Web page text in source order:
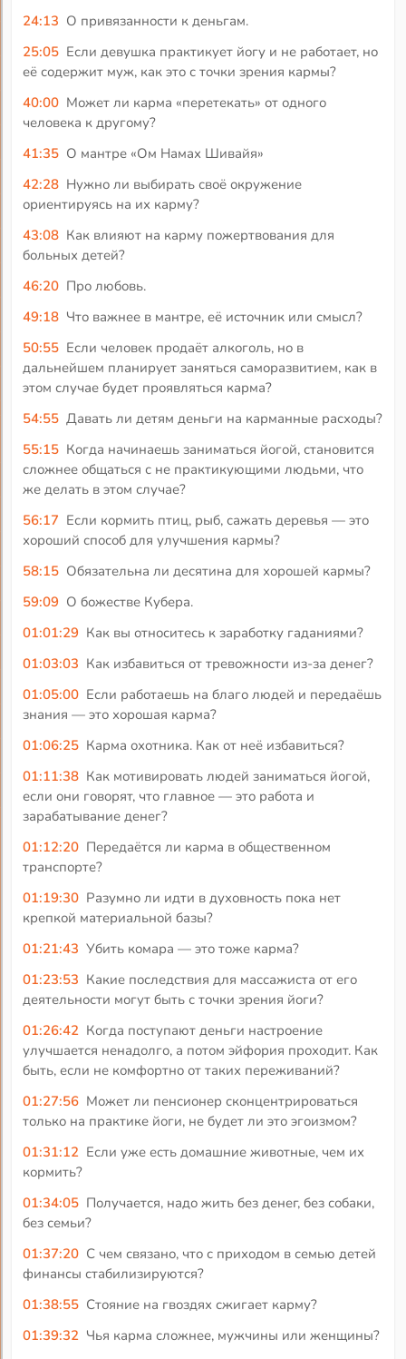
24:13 О привязанности к деньгам.
25:05 Если девушка практикует йогу и не работает, но
её содержит муж, как это с точки зрения кармы?
40:00 Может ли карма «перетекать» от одного
человека к другому?
41:35 О мантре «Ом Намах Шивайя»
42:28 Нужно ли выбирать своё окружение
ориентируясь на их карму?
43:08 Как влияют на карму пожертвования для
больных детей?
46:20 Про любовь.
49:18 Что важнее в мантре, её источник или смысл?
50:55 Если человек продаёт алкоголь, но в
дальнейшем планирует заняться саморазвитием, как в
этом случае будет проявляться карма?
54:55 Давать ли детям деньги на карманные расходы?
55:15 Когда начинаешь заниматься йогой, становится
сложнее общаться с не практикующими людьми, что
же делать в этом случае?
56:17 Если кормить птиц, рыб, сажать деревья — это
хороший способ для улучшения кармы?
58:15 Обязательна ли десятина для хорошей кармы?
59:09 О божестве Кубера.
01:01:29 Как вы относитесь к заработку гаданиями?
01:03:03 Как избавиться от тревожности из-за денег?
01:05:00 Если работаешь на благо людей и передаёшь
знания — это хорошая карма?
01:06:25 Карма охотника. Как от неё избавиться?
01:11:38 Как мотивировать людей заниматься йогой,
если они говорят, что главное — это работа и
зарабатывание денег?
01:12:20 Передаётся ли карма в общественном
транспорте?
01:19:30 Разумно ли идти в духовность пока нет
крепкой материальной базы?
01:21:43 Убить комара — это тоже карма?
01:23:53 Какие последствия для массажиста от его
деятельности могут быть с точки зрения йоги?
01:26:42 Когда поступают деньги настроение
улучшается ненадолго, а потом эйфория проходит. Как
быть, если не комфортно от таких переживаний?
01:27:56 Может ли пенсионер сконцентрироваться
только на практике йоги, не будет ли это эгоизмом?
01:31:12 Если уже есть домашние животные, чем их
кормить?
01:34:05 Получается, надо жить без денег, без собаки,
без семьи?
01:37:20 С чем связано, что с приходом в семью детей
финансы стабилизируются?
01:38:55 Стояние на гвоздях сжигает карму?
01:39:32 Чья карма сложнее, мужчины или женщины?